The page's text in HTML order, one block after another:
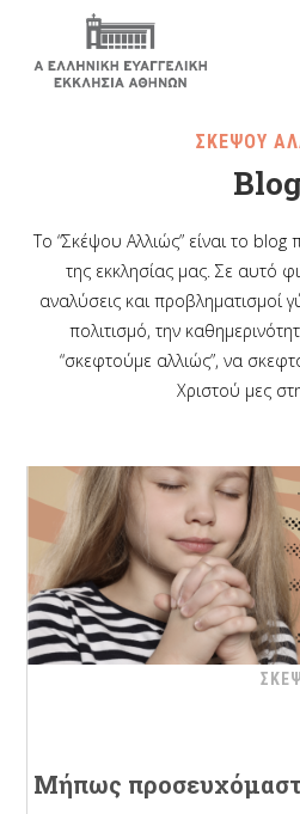
ΣΚΕΨΟΥ
Blog
Το “Σκέψου Αλλιώς” είναι το blog
της εκκλησίας μας. Σε αυτό
αναλύσεις και προβληματισμοί
πολιτισμό, την
“σκεφτούμε αλλιώς”, να
Χριστού μες
Μήπως